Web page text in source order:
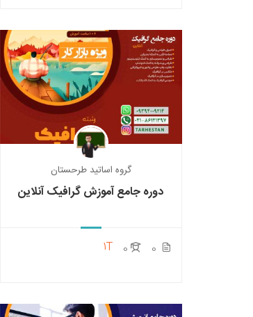
گروه اساتید طرحستان
دوره جامع آموزش گرافیک آنلاین
0
0
1T